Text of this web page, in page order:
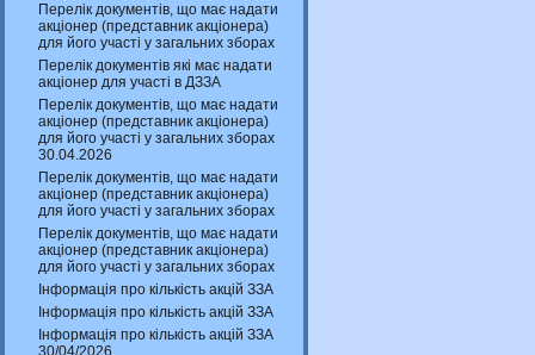
Перелік документів, що має надати
акціонер (представник акціонера)
для його участі у загальних зборах
Перелік документів які має надати
акціонер для участі в ДЗЗА
Перелік документів, що має надати
акціонер (представник акціонера)
для його участі у загальних зборах
30.04.2026
Перелік документів, що має надати
акціонер (представник акціонера)
для його участі у загальних зборах
Перелік документів, що має надати
акціонер (представник акціонера)
для його участі у загальних зборах
Інформація про кількість акцій ЗЗА
Інформація про кількість акцій ЗЗА
Інформація про кількість акцій ЗЗА
30/04/2026